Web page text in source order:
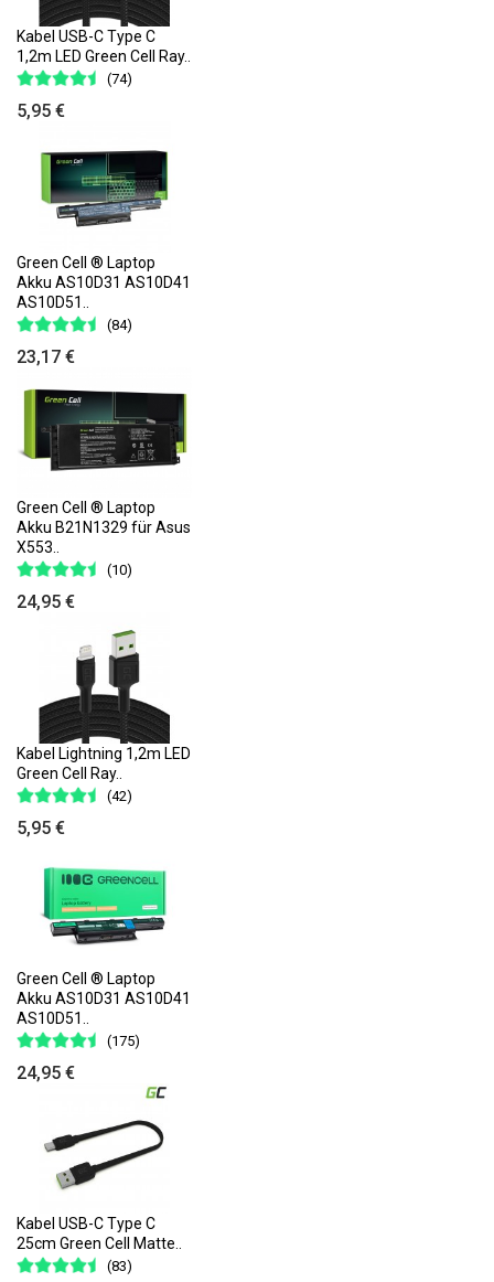
Kabel USB-C Type C
1,2m LED Green Cell Ray..
(74)
5,95 €
Green Cell ® Laptop
Akku AS10D31 AS10D41
AS10D51..
(84)
23,17 €
Green Cell ® Laptop
Akku B21N1329 für Asus
X553..
(10)
24,95 €
Kabel Lightning 1,2m LED
Green Cell Ray..
(42)
5,95 €
Green Cell ® Laptop
Akku AS10D31 AS10D41
AS10D51..
(175)
24,95 €
Kabel USB-C Type C
25cm Green Cell Matte..
(83)